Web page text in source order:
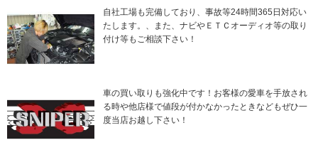
自社工場も完備しており、事故等24時間365日対応い
たします。、また、ナビやＥＴＣオーディオ等の取り
付け等もご相談下さい！
車の買い取りも強化中です！お客様の愛車を手放され
る時や他店様で値段が付かなかったときなどもぜひ一
度当店お越し下さい！